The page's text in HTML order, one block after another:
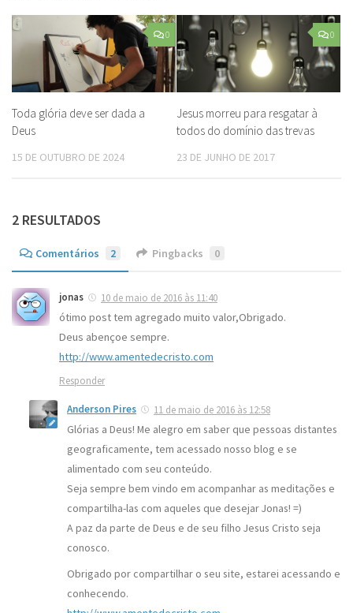
0
Toda glória deve ser dada a
Deus
15 DE OUTUBRO DE 2024
0
Jesus morreu para resgatar à
todos do domínio das trevas
23 DE JUNHO DE 2017
2 RESULTADOS
Comentários 2 Pingbacks 0
jonas 10 de maio de 2016 às 11:40
ótimo post tem agregado muito valor,Obrigado.
Deus abençoe sempre.
http://www.amentedecristo.com
Responder
Anderson Pires 11 de maio de 2016 às 12:58
Glórias a Deus! Me alegro em saber que pessoas distantes
geograficamente, tem acessado nosso blog e se
alimentado com seu conteúdo.
Seja sempre bem vindo em acompanhar as meditações e
compartilha-las com aqueles que desejar Jonas! =)
A paz da parte de Deus e de seu filho Jesus Cristo seja
conosco.
Obrigado por compartilhar o seu site, estarei acessando e
conhecendo.